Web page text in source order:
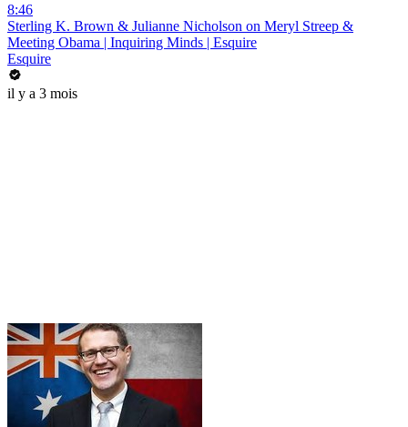
8:46
Sterling K. Brown & Julianne Nicholson on Meryl Streep &
Meeting Obama | Inquiring Minds | Esquire
Esquire
il y a 3 mois